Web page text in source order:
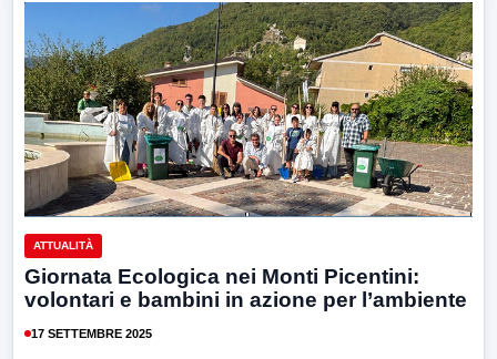
ATTUALITÀ
Giornata Ecologica nei Monti Picentini:
volontari e bambini in azione per l’ambiente
17 SETTEMBRE 2025